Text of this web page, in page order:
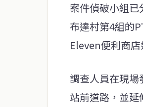
案件偵破小組
布達村第4組的
Eleven便利商
調查人員在現
站前道路，並